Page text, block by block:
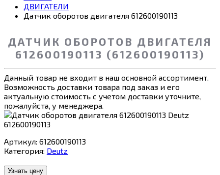
ДВИГАТЕЛИ
Датчик оборотов двигателя 612600190113
ДАТЧИК ОБОРОТОВ ДВИГАТЕЛЯ
612600190113 (612600190113)
Данный товар не входит в наш основной ассортимент.
Возможность доставки товара под заказ и его
актуальную стоимость с учетом доставки уточните,
пожалуйста, у менеджера.
Артикул: 612600190113
Категория: Deutz
Узнать цену